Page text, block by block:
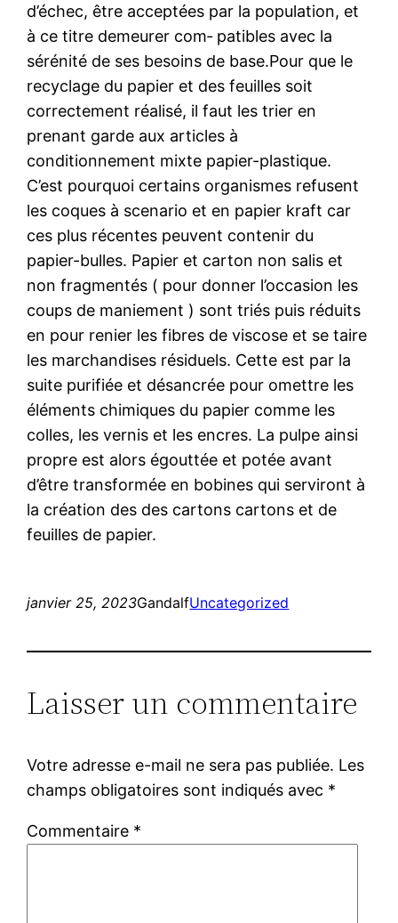
d’échec, être acceptées par la population, et
à ce titre demeurer com‑ patibles avec la
sérénité de ses besoins de base.Pour que le
recyclage du papier et des feuilles soit
correctement réalisé, il faut les trier en
prenant garde aux articles à
conditionnement mixte papier-plastique.
C’est pourquoi certains organismes refusent
les coques à scenario et en papier kraft car
ces plus récentes peuvent contenir du
papier-bulles. Papier et carton non salis et
non fragmentés ( pour donner l’occasion les
coups de maniement ) sont triés puis réduits
en pour renier les fibres de viscose et se taire
les marchandises résiduels. Cette est par la
suite purifiée et désancrée pour omettre les
éléments chimiques du papier comme les
colles, les vernis et les encres. La pulpe ainsi
propre est alors égouttée et potée avant
d’être transformée en bobines qui serviront à
la création des des cartons cartons et de
feuilles de papier.
janvier 25, 2023GandalfUncategorized
Laisser un commentaire
Votre adresse e-mail ne sera pas publiée. Les
champs obligatoires sont indiqués avec *
Commentaire *